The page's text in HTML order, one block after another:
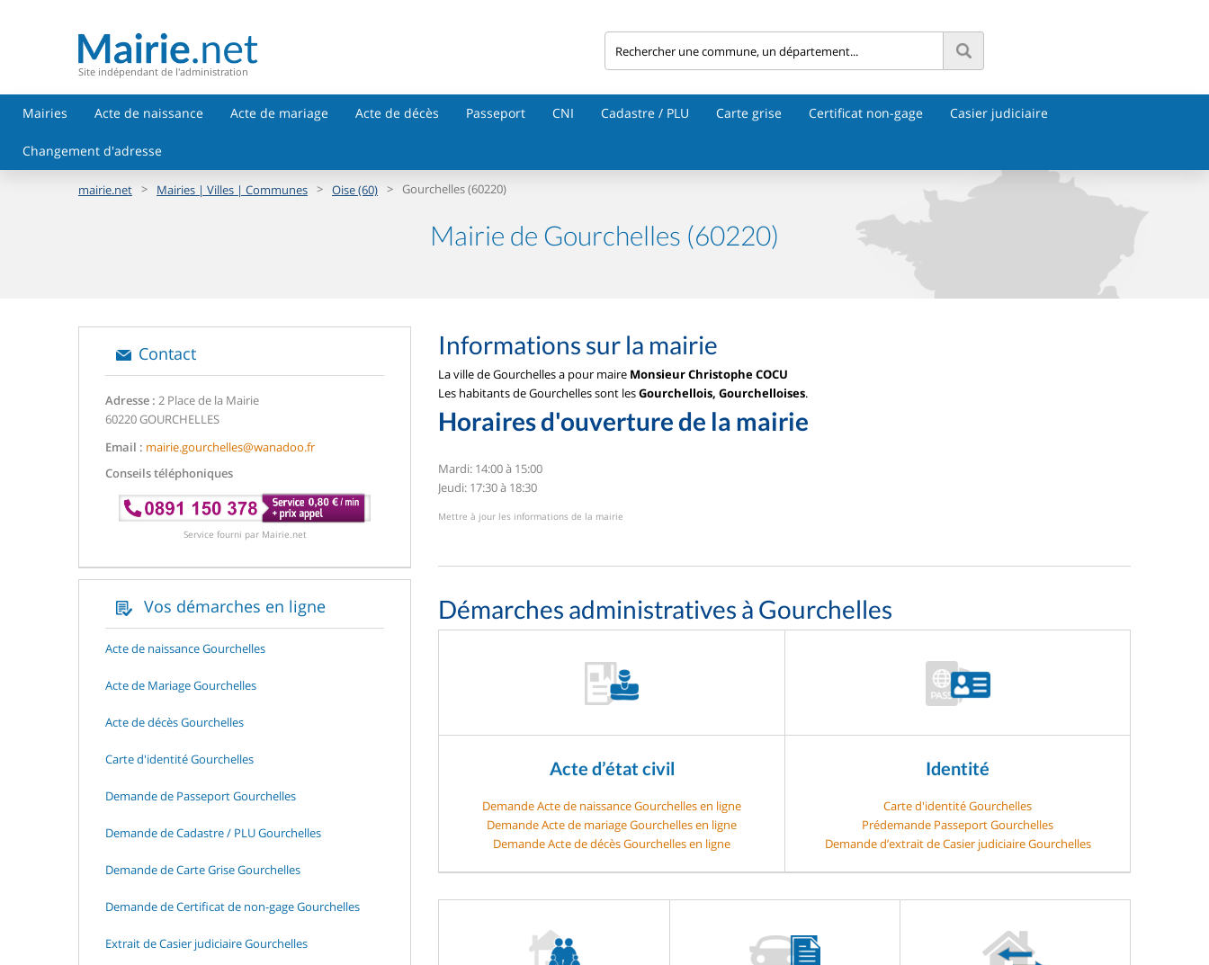
Site indépendant de l'administration
Mairies Acte de naissance Acte de mariage Acte de décès Passeport CNI Cadastre / PLU Carte grise Certificat non-gage Casier judiciaire
Changement d'adresse
mairie.net > Mairies | Villes | Communes > Oise (60) > Gourchelles (60220)
Mairie de Gourchelles (60220)
Contact
Adresse : 2 Place de la Mairie
60220 GOURCHELLES
Email : mairie.gourchelles@wanadoo.fr
Conseils téléphoniques
Service fourni par Mairie.net
Vos démarches en ligne
Acte de naissance Gourchelles
Acte de Mariage Gourchelles
Acte de décès Gourchelles
Carte d'identité Gourchelles
Demande de Passeport Gourchelles
Demande de Cadastre / PLU Gourchelles
Demande de Carte Grise Gourchelles
Demande de Certificat de non-gage Gourchelles
Extrait de Casier judiciaire Gourchelles
Informations sur la mairie
La ville de Gourchelles a pour maire Monsieur Christophe COCU
Les habitants de Gourchelles sont lesGourchellois, Gourchelloises.
Horaires d'ouverture de la mairie
Mardi: 14:00 à 15:00
Jeudi: 17:30 à 18:30
Mettre à jour les informations de la mairie
Démarches administratives à Gourchelles
Acte d’état civil
Demande Acte de naissance Gourchelles en ligne
Demande Acte de mariage Gourchelles en ligne
Demande Acte de décès Gourchelles en ligne
Identité
Carte d'identité Gourchelles
Prédemande Passeport Gourchelles
Demande d’extrait de Casier judiciaire Gourchelles